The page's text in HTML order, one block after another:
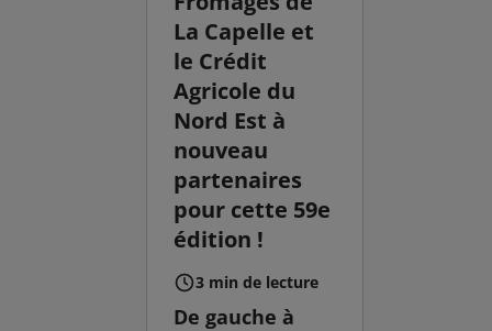
La Capelle et
le Crédit
Agricole du
Nord Est à
nouveau
partenaires
pour cette 59e
édition !
3 min de lecture
De gauche à